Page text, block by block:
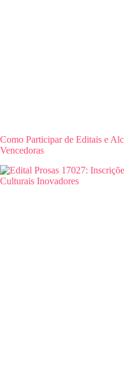
Como Participar de Editais e
Vencedoras